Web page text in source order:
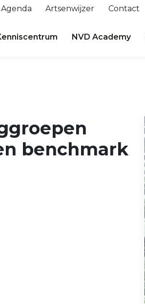
Agenda Artsenwijzer Contact
NVD Academy
benchmark